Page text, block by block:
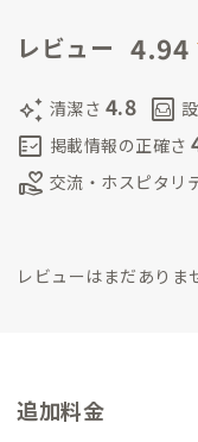
邸など色々な家守さん
います。現役海外添乗
人で力を合わせて頑
カンスキー選手兼競技
して地元住民と
青森県と秋
す。矢神山、天狗森、
平山頂のドラゴンアイ
ます。国際的リゾート
レビュー 4.94
auto_awesome 清潔さ 4.8 living
fact_check 掲載情報の正確さ
volunteer_activism 交流・ホスピタリ
レビューはまだありま
追加料金